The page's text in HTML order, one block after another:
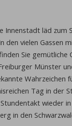
Innenstadt läd zum
den vielen Gassen
Sie gemütliche
Münster
Wahrzeichen
Tag in der
wieder
in den